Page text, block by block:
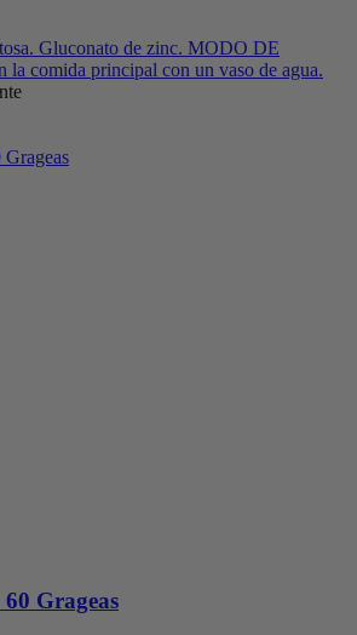
Gluconato de zinc. MODO DE
la comida principal con un vaso de agua.
Grageas